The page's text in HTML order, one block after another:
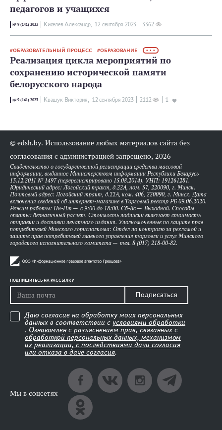
педагогов и учащихся
№ 9 (141) 2023 Киселев Александр, 12 сентября 2023 3362
ОБРАЗОВАТЕЛЬНЫЙ ПРОЦЕСС ОБРАЗОВАНИЕ • • •
Реализация цикла мероприятий по
сохранению исторической памяти
белорусского народа
№ 9 (141) 2023 Квашук Виктория, 12 сентября 2023 2112 1
© edsh.by. Использование любых материалов сайта без
согласования с администрацией запрещено, 2026
Свидетельство о государственной регистрации средства массовой
информации, выданное Министерством информации Республики Беларусь
13.12.2011 № 1497 (перерегистрировано 15.08.2014). УНП: 191261281.
Юридический адрес: Логойский тракт, д.22А, пом. 57, 220090, г. Минск.
Почтовый адрес: Логойский тракт, д.22А, ком. 406, 220090, г. Минск. Дата
включения сведений об интернет-магазине в Торговый реестр РБ 09.06.2020.
Режим работы: Пн-Пт — с 9:00 до 18:00. Сб-Вс — Выходной. Способы
оплаты: безналичный расчет. Стоимость подписки включает стоимость
отправки и доставки печатного издания. Уполномоченные по защите прав
потребителей Минского горисполкома: Отдел по контролю за рекламой и
защите прав потребителей главного управления торговли и услуг Минского
городского исполнительного комитета — тел. 8 (017) 218-00-82.
ПОДПИШИТЕСЬ НА РАССЫЛКУ
Подписаться
Даю согласие на обработку моих персональных
данных в соответствии с условиями обработки
. Ознакомлен с разъяснением прав, связанных с
обработкой персональных данных, механизмом
их реализации, с последствиями дачи согласия
или отказа в даче согласия.
Мы в соцсетях